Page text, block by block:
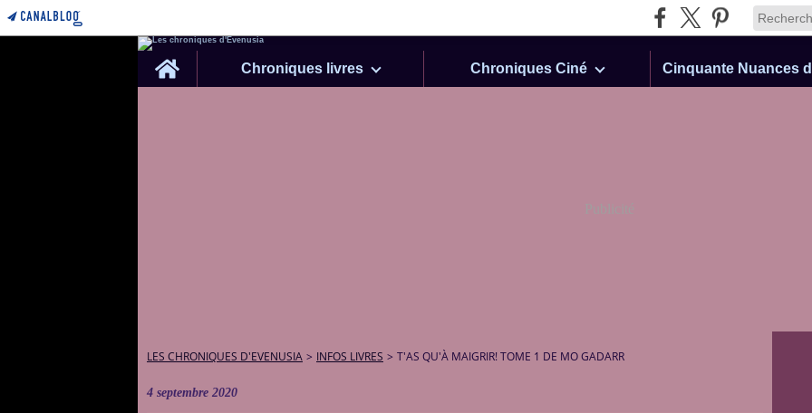
Home
Chroniques livres Chroniques Ciné
Publicité
LES CHRONIQUES D'EVENUSIA > INFOS LIVRES > T'AS QU'À MAIGRIR! TOME 1 DE MO GADARR
4 septembre 2020